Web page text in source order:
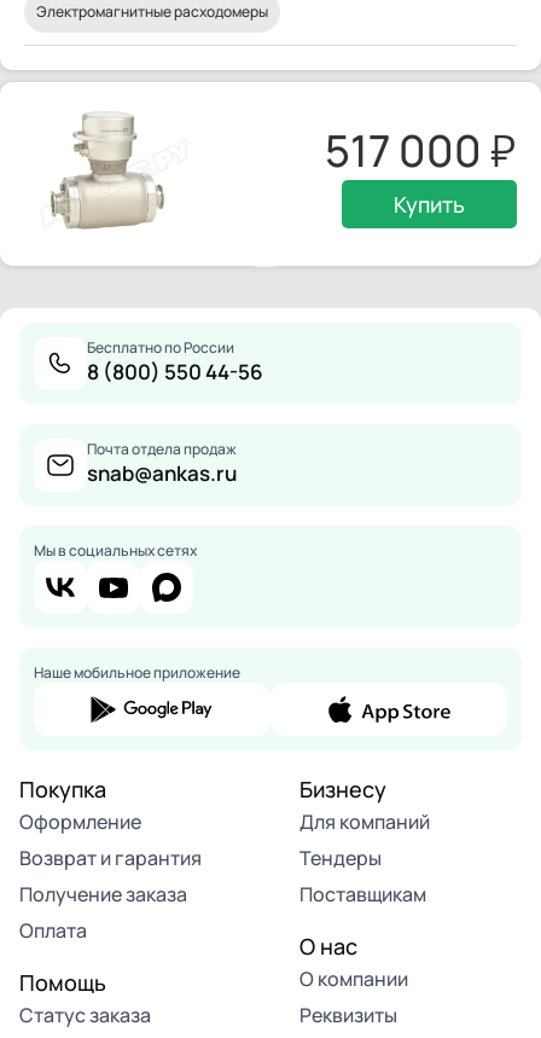
Электромагнитные расходомеры
517 000
Купить
Бесплатно по России
8 (800) 550 44-56
Почта отдела продаж
snab@ankas.ru
Мы в социальных сетях
Наше мобильное приложение
Покупка
Оформление
Возврат и гарантия
Получение заказа
Оплата
Помощь
Статус заказа
Бизнесу
Для компаний
Тендеры
Поставщикам
О нас
О компании
Реквизиты